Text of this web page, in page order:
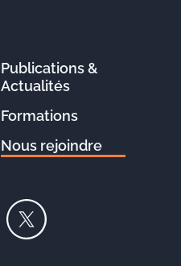
Publications &
Actualités
Formations
Nous rejoindre